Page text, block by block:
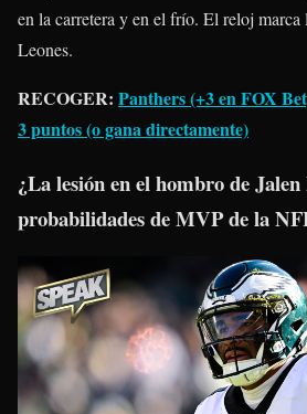
en la carretera y en el frío. El reloj marca
Leones.
RECOGER: Panthers (+3 en FOX
3 puntos (o gana directamente)
¿La lesión en el hombro de
probabilidades de MVP de la